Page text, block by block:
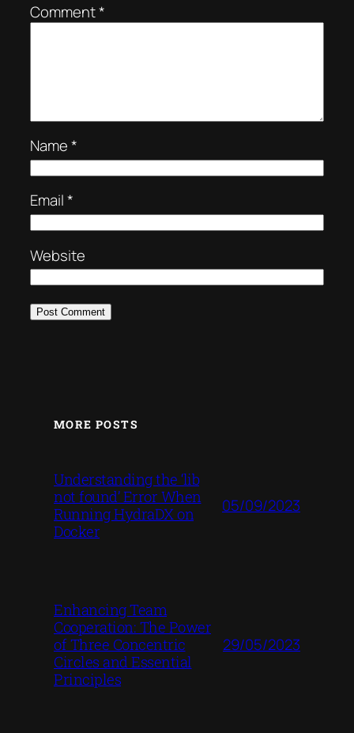
Comment*
Name*
Email*
Website
MORE POSTS
Understanding the ‘lib
not found’ Error When
Running HydraDX on
Docker
05/09/2023
Enhancing Team
Cooperation: The Power
of Three Concentric
Circles and Essential
Principles
29/05/2023